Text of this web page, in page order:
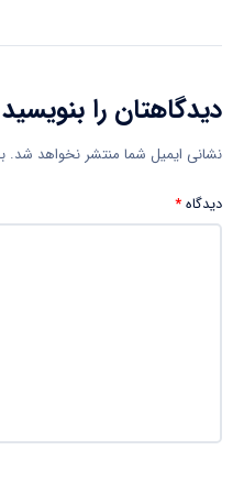
دیدگاهتان را بنویسید
نشانی ایمیل شما منتشر نخواهد شد.
دیدگاه*